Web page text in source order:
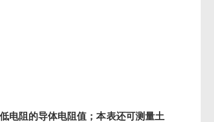
电阻的导体电阻值；本表还可测量土